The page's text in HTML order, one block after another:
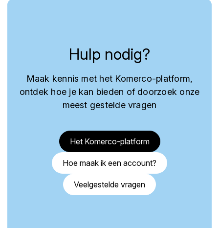
Hulp nodig?
Maak kennis met het Komerco-platform,
ontdek hoe je kan bieden of doorzoek onze
meest gestelde vragen
Het Komerco-platform
Hoe maak ik een account?
Veelgestelde vragen